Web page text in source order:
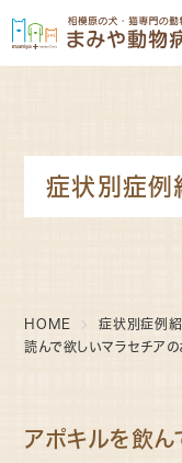
症状別症例
HOME 症状別症例
読んで欲しいマラセチア
アポキルを飲